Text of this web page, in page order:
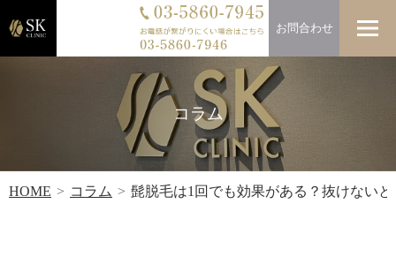
お問合わせ
コラム
HOME コラム 髭脱毛は1回でも効果がある？抜けない